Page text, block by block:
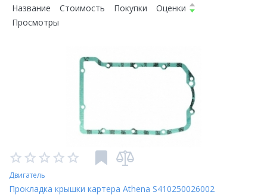
Название
Стоимость Покупки
Оценки
Просмотры
Двигатель
Прокладка крышки картера Athena S410250026002